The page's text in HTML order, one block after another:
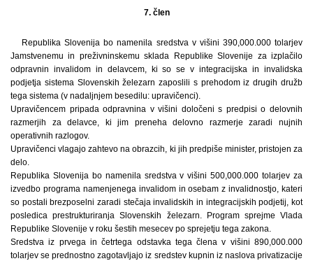
7. člen
Republika Slovenija bo namenila sredstva v višini 390,000.000 tolarjev
Jamstvenemu in preživninskemu sklada Republike Slovenije za izplačilo
odpravnin invalidom in delavcem, ki so se v integracijska in invalidska
podjetja sistema Slovenskih železarn zaposlili s prehodom iz drugih družb
tega sistema (v nadaljnjem besedilu: upravičenci).
Upravičencem pripada odpravnina v višini določeni s predpisi o delovnih
razmerjih za delavce, ki jim preneha delovno razmerje zaradi nujnih
operativnih razlogov.
Upravičenci vlagajo zahtevo na obrazcih, ki jih predpiše minister, pristojen za
delo.
Republika Slovenija bo namenila sredstva v višini 500,000.000 tolarjev za
izvedbo programa namenjenega invalidom in osebam z invalidnostjo, kateri
so postali brezposelni zaradi stečaja invalidskih in integracijskih podjetij, kot
posledica prestrukturiranja Slovenskih železarn. Program sprejme Vlada
Republike Slovenije v roku šestih mesecev po sprejetju tega zakona.
Sredstva iz prvega in četrtega odstavka tega člena v višini 890,000.000
tolarjev se prednostno zagotavljajo iz sredstev kupnin iz naslova privatizacije